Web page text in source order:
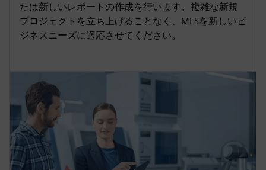
たは新しいレポートの作成を行います。複雑な新規
プロジェクトを立ち上げることなく、MESを新しいビ
ジネスニーズに適応させてください。